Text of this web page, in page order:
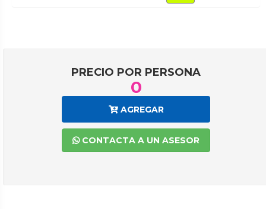
PRECIO POR PERSONA
0
AGREGAR
CONTACTA A UN ASESOR